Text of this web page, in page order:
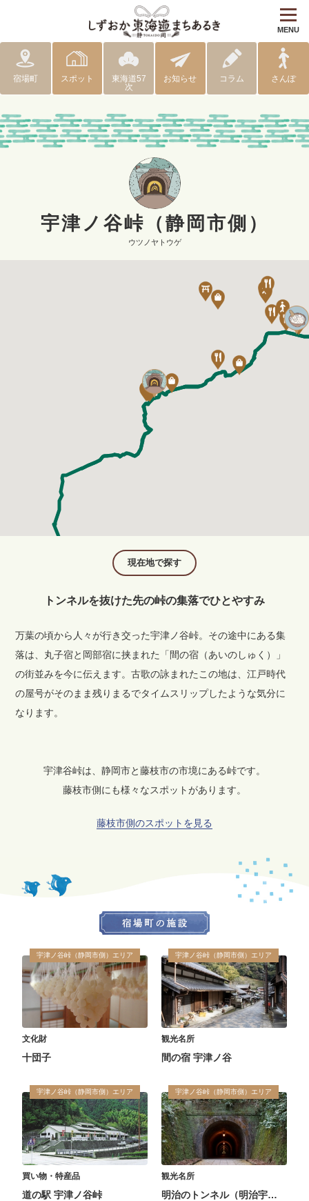
MENU
宿場町 スポット
東海道57
次
お知らせ コラム さんぽ
宇津ノ谷峠（静岡市側）
ウツノヤトウゲ
現在地で探す
トンネルを抜けた先の峠の集落でひとやすみ
万葉の頃から人々が行き交った宇津ノ谷峠。その途中にある集
落は、丸子宿と岡部宿に挟まれた「間の宿（あいのしゅく）」
の街並みを今に伝えます。古歌の詠まれたこの地は、江戸時代
の屋号がそのまま残りまるでタイムスリップしたような気分に
なります。
宇津谷峠は、静岡市と藤枝市の市境にある峠です。
藤枝市側にも様々なスポットがあります。
藤枝市側のスポットを見る
宇津ノ谷峠（静岡市側）エリア
文化財
十団子
宇津ノ谷峠（静岡市側）エリア
観光名所
間の宿 宇津ノ谷
宇津ノ谷峠（静岡市側）エリア
買い物・特産品
道の駅 宇津ノ谷峠
宇津ノ谷峠（静岡市側）エリア
観光名所
明治のトンネル（明治宇津ノ谷隧道）